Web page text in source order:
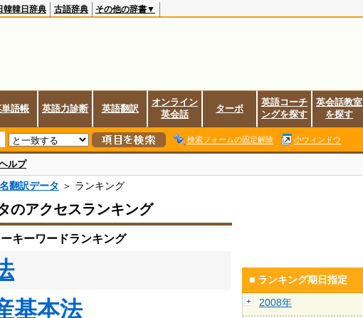
韓韓日辞典 古語辞典 その他の辞書▼
語帳 英語力診断 英語翻訳
オンライン
英会話
ターボ
英語コーチ
ングを探す
英会話教室
を探す
検索フォームの固定解除 小ウィンドウ
ルプ
翻訳データ ＞ ランキング
のアクセスランキング
キーワードランキング
基本法
■ ランキング期日指定
2008年